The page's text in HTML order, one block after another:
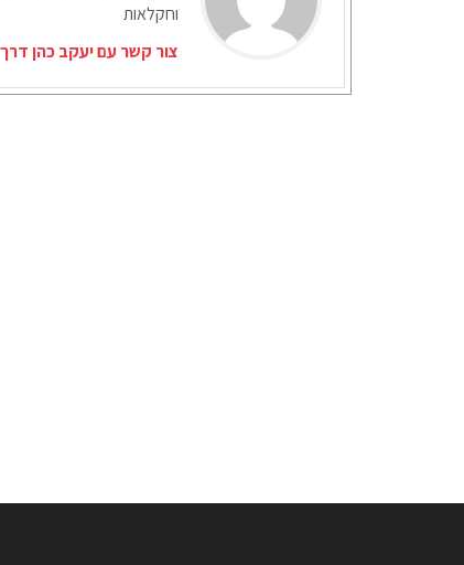
וחקלאות
צור קשר עם יעקב כהן